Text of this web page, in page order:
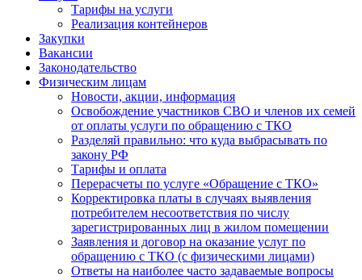
Тарифы на услуги
Реализация контейнеров
Закупки
Вакансии
Законодательство
Физическим лицам
Новости, акции, информация
Освобождение участников СВО и членов их семей
от оплаты услуги по обращению с ТКО
Разделяй правильно: что куда выбрасывать по
закону РФ
Тарифы и оплата
Перерасчеты по услуге «Обращение с ТКО»
Корректировка платы в случаях выявления
потребителем несоответствия по числу
зарегистрированных лиц в жилом помещении
Заявления и договор на оказание услуг по
обращению с ТКО (с физическими лицами)
Ответы на наиболее часто задаваемые вопросы